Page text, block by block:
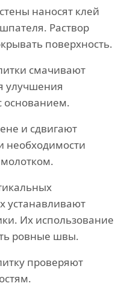
наносят клей
Раствор
поверхность.
смачивают
улучшения
основанием.
и сдвигают
необходимости
устанавливают
Их использование
ровные швы.
проверяют